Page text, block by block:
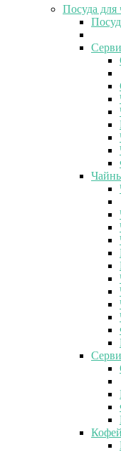
Посуда для